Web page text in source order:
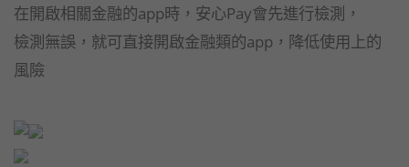
在開啟相關金融的app時，安心Pay會先進行檢測，
檢測無誤，就可直接開啟金融類的app，降低使用上的
風險